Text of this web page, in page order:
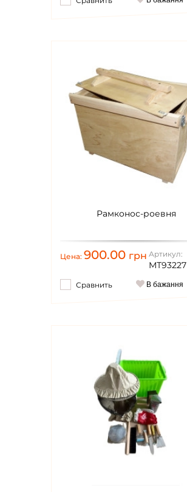
Рамконос-роевня
Цена: 900.00 грн Артикул:
МТ93227
Сравнить В бажання